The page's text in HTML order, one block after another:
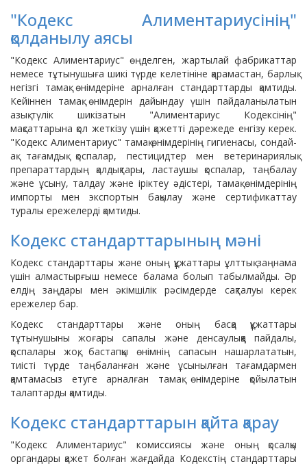
"Кодекс Алиментариусінің"
қолданылу аясы
"Кодекс Алиментариус" өңделген, жартылай фабрикаттар
немесе тұтынушыға шикі түрде келетініне қарамастан, барлық
негізгі тамақ өнімдеріне арналған стандарттарды қамтиды.
Кейіннен тамақ өнімдерін дайындау үшін пайдаланылатын
азық-түлік шикізатын "Алиментариус Кодексінің"
мақсаттарына қол жеткізу үшін қажетті дәрежеде енгізу керек.
"Кодекс Алиментариус" тамақ өнімдерінің гигиенасы, сондай-
ақ тағамдық қоспалар, пестицидтер мен ветеринариялық
препараттардың қалдықтары, ластаушы қоспалар, таңбалау
және ұсыну, талдау және іріктеу әдістері, тамақ өнімдерінің
импорты мен экспортын бақылау және сертификаттау
туралы ережелерді қамтиды.
Кодекс стандарттарының мәні
Кодекс стандарттары және оның құжаттары ұлттық заңнама
үшін алмастырғыш немесе балама болып табылмайды. Әр
елдің заңдары мен әкімшілік рәсімдерде сақталуы керек
ережелер бар.
Кодекс стандарттары және оның басқа құжаттары
тұтынушыны жоғары сапалы және денсаулыққа пайдалы,
қоспалары жоқ, бастапқы өнімнің сапасын нашарлататын,
тиісті түрде таңбаланған және ұсынылған тағамдармен
қамтамасыз етуге арналған тамақ өнімдеріне қойылатын
талаптарды қамтиды.
Кодекс стандарттарын қайта қарау
"Кодекс Алиментариус" комиссиясы және оның қосалқы
органдары қажет болған жағдайда Кодекстің стандарттары